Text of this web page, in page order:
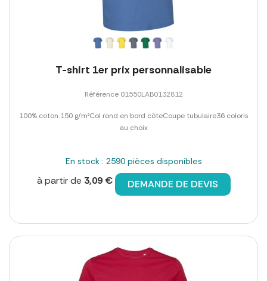
T-shirt 1er prix personnalisable
Référence 01550LAB0132812
100% coton 150 g/m²Col rond en bord côteCoupe tubulaire36 coloris
au choix
En stock : 2590 pièces disponibles
à partir de 3,09 € DEMANDE DE DEVIS